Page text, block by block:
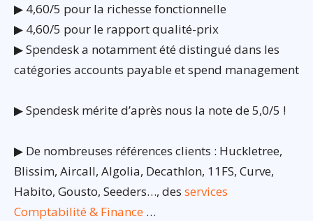
▶ 4,60/5 pour la richesse fonctionnelle
▶ 4,60/5 pour le rapport qualité-prix
▶ Spendesk a notamment été distingué dans les
catégories accounts payable et spend management
▶ Spendesk mérite d’après nous la note de 5,0/5 !
▶ De nombreuses références clients : Huckletree,
Blissim, Aircall, Algolia, Decathlon, 11FS, Curve,
Habito, Gousto, Seeders…, des services
Comptabilité & Finance …